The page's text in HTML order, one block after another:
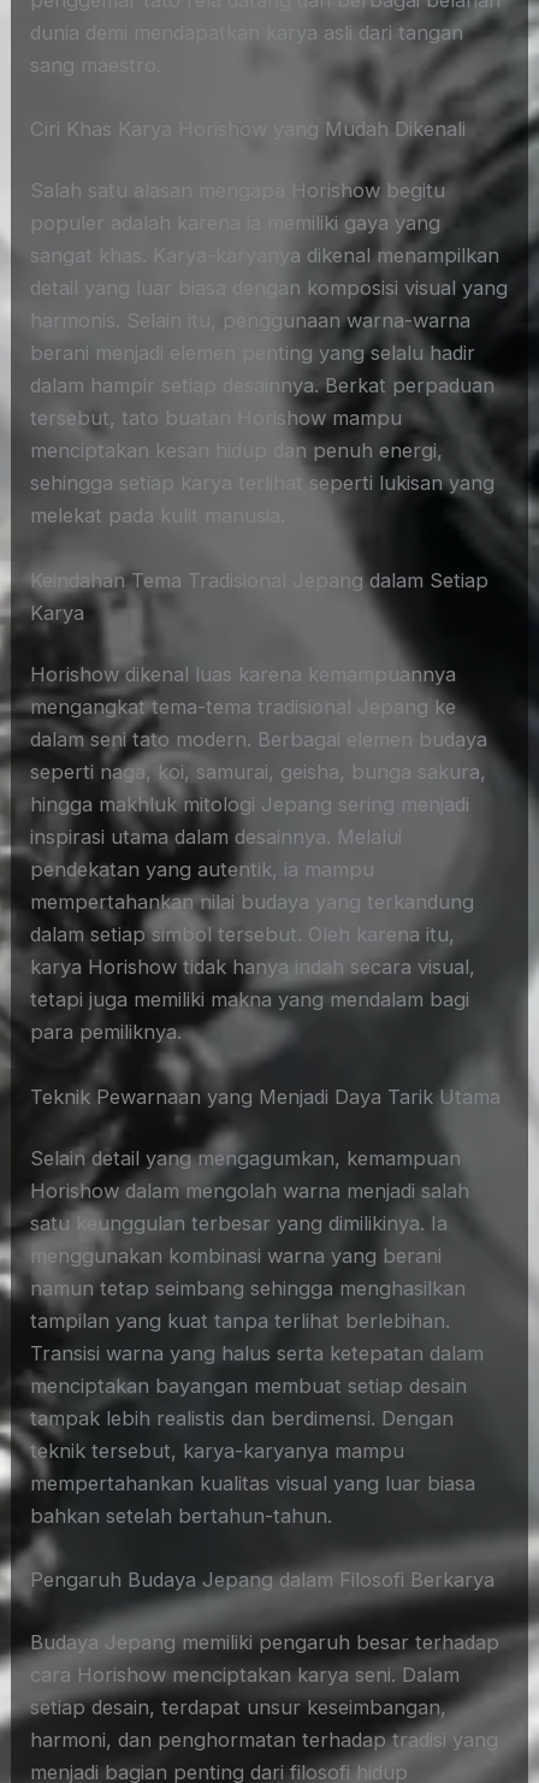
dunia demi mendapatkan karya asli dari tangan
sang maestro.
Ciri Khas Karya Horishow yang Mudah Dikenali
Salah satu alasan mengapa Horishow begitu
populer adalah karena ia memiliki gaya yang
sangat khas. Karya-karyanya dikenal menampilkan
detail yang luar biasa dengan komposisi visual yang
harmonis. Selain itu, penggunaan warna-warna
berani menjadi elemen penting yang selalu hadir
dalam hampir setiap desainnya. Berkat perpaduan
tersebut, tato buatan Horishow mampu
menciptakan kesan hidup dan penuh energi,
sehingga setiap karya terlihat seperti lukisan yang
melekat pada kulit manusia.
Keindahan Tema Tradisional Jepang dalam Setiap
Karya
Horishow dikenal luas karena kemampuannya
mengangkat tema-tema tradisional Jepang ke
dalam seni tato modern. Berbagai elemen budaya
seperti naga, koi, samurai, geisha, bunga sakura,
hingga makhluk mitologi Jepang sering menjadi
inspirasi utama dalam desainnya. Melalui
pendekatan yang autentik, ia mampu
mempertahankan nilai budaya yang terkandung
dalam setiap simbol tersebut. Oleh karena itu,
karya Horishow tidak hanya indah secara visual,
tetapi juga memiliki makna yang mendalam bagi
para pemiliknya.
Teknik Pewarnaan yang Menjadi Daya Tarik Utama
Selain detail yang mengagumkan, kemampuan
Horishow dalam mengolah warna menjadi salah
satu keunggulan terbesar yang dimilikinya. Ia
menggunakan kombinasi warna yang berani
namun tetap seimbang sehingga menghasilkan
tampilan yang kuat tanpa terlihat berlebihan.
Transisi warna yang halus serta ketepatan dalam
menciptakan bayangan membuat setiap desain
tampak lebih realistis dan berdimensi. Dengan
teknik tersebut, karya-karyanya mampu
mempertahankan kualitas visual yang luar biasa
bahkan setelah bertahun-tahun.
Pengaruh Budaya Jepang dalam Filosofi Berkarya
Budaya Jepang memiliki pengaruh besar terhadap
cara Horishow menciptakan karya seni. Dalam
setiap desain, terdapat unsur keseimbangan,
harmoni, dan penghormatan terhadap tradisi yang
menjadi bagian penting dari filosofi hidup